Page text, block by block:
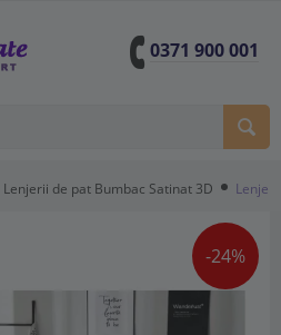
0371 900 001
Lenjerii de pat Bumbac Satinat 3D
-24%